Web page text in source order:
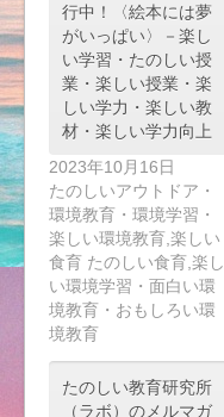
行中！〈絵本には夢
がいっぱい〉－楽し
い学習・たのしい授
業・楽しい授業・楽
しい学力・楽しい教
材・楽しい学力向上
2023年10月16日
たのしいアウトドア・
環境教育・環境学習・
楽しい環境教育,楽しい
食育 たのしい食育,楽し
い環境学習・面白い環
境教育・おもしろい環
境教育
たのしい教育研究所
（ラボ）のメルマガ